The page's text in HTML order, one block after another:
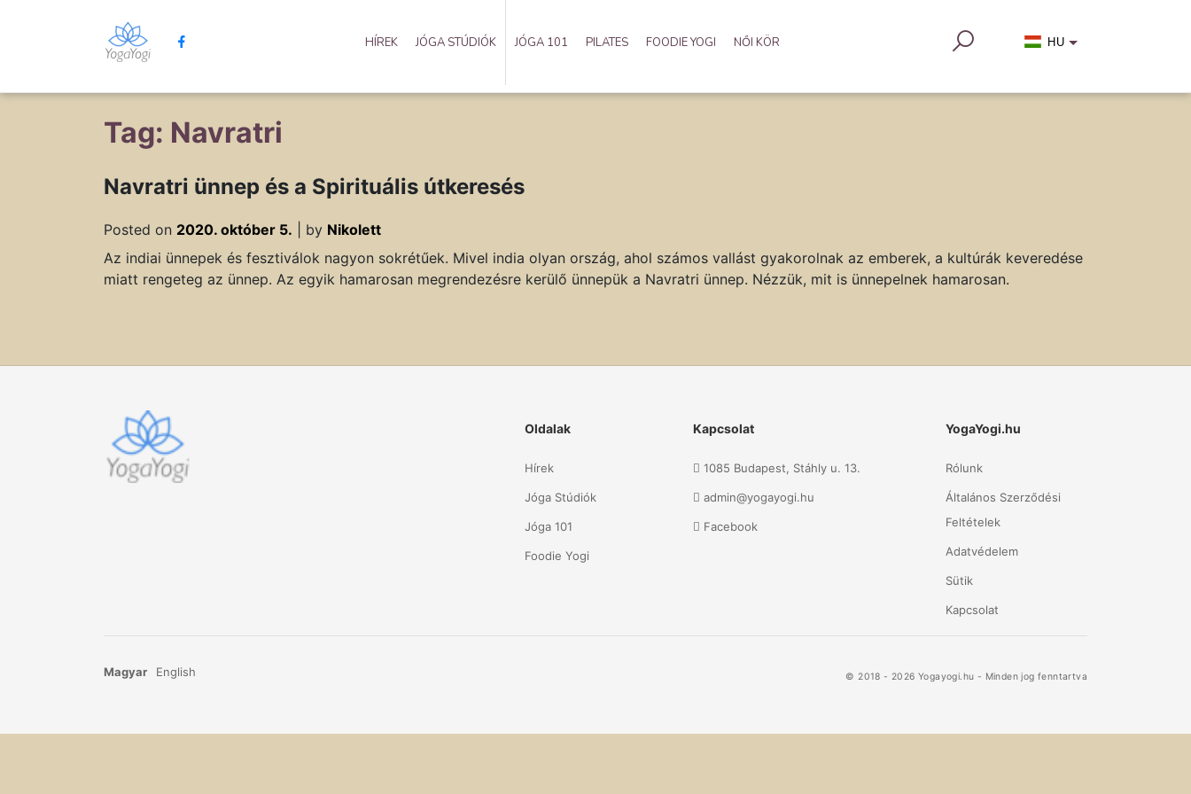
HU
HÍREK JÓGA STÚDIÓK JÓGA 101 PILATES FOODIE YOGI NŐI KÖR
Tag: Navratri
Navratri ünnep és a Spirituális útkeresés
Posted on 2020. október 5. by Nikolett
Az indiai ünnepek és fesztiválok nagyon sokrétűek. Mivel india olyan ország, ahol számos vallást gyakorolnak az emberek, a kultúrák keveredése
miatt rengeteg az ünnep. Az egyik hamarosan megrendezésre kerülő ünnepük a Navratri ünnep. Nézzük, mit is ünnepelnek hamarosan.
Oldalak
Hírek
Jóga Stúdiók
Jóga 101
Foodie Yogi
Kapcsolat
1085 Budapest, Stáhly u. 13.
admin@yogayogi.hu
Facebook
YogaYogi.hu
Rólunk
Általános Szerződési
Feltételek
Adatvédelem
Sütik
Kapcsolat
Magyar English © 2018 - 2026 Yogayogi.hu - Minden jog fenntartva